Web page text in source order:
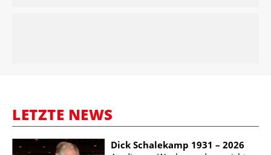
LETZTE NEWS
Dick Schalekamp 1931 – 2026